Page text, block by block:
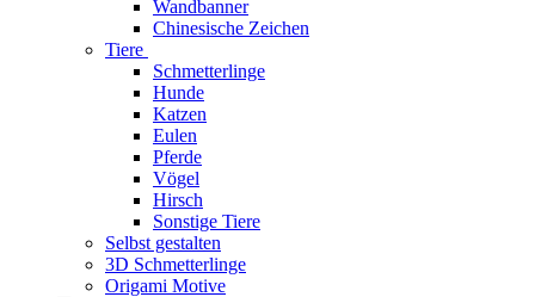
Wandbanner
Chinesische Zeichen
Tiere
Schmetterlinge
Hunde
Katzen
Eulen
Pferde
Vögel
Hirsch
Sonstige Tiere
Selbst gestalten
3D Schmetterlinge
Origami Motive